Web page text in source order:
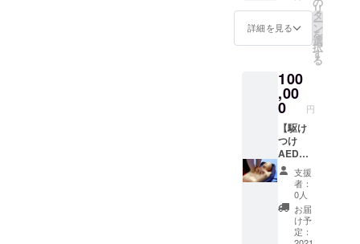
ングT
シャツ
方の方
とも繋
がり合
えるオ
ンで
AED講
習！ 数
多くの
方達に
私の気
持ちや
知識を
お届け
しま
す！
ZOOM
で実施
詳細を見る
リ
タ
ー
ン
を
選
択
す
る
100
,00
0 円
【駆け
つけ
AED講
習】 ご
購入い
ただい
た方の
ところ
へ私が
支援
者：
0人
お届
け予
定：